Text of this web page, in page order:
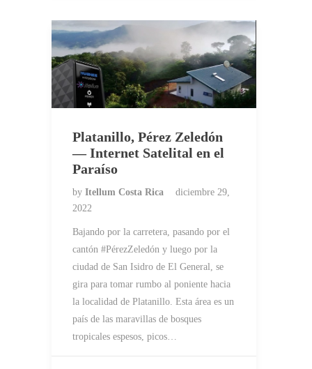
Platanillo, Pérez Zeledón
— Internet Satelital en el
Paraíso
by Itellum Costa Rica
diciembre 29,
2022
Bajando por la carretera, pasando por el
cantón #PérezZeledón y luego por la
ciudad de San Isidro de El General, se
gira para tomar rumbo al poniente hacia
la localidad de Platanillo. Esta área es un
país de las maravillas de bosques
tropicales espesos, picos…